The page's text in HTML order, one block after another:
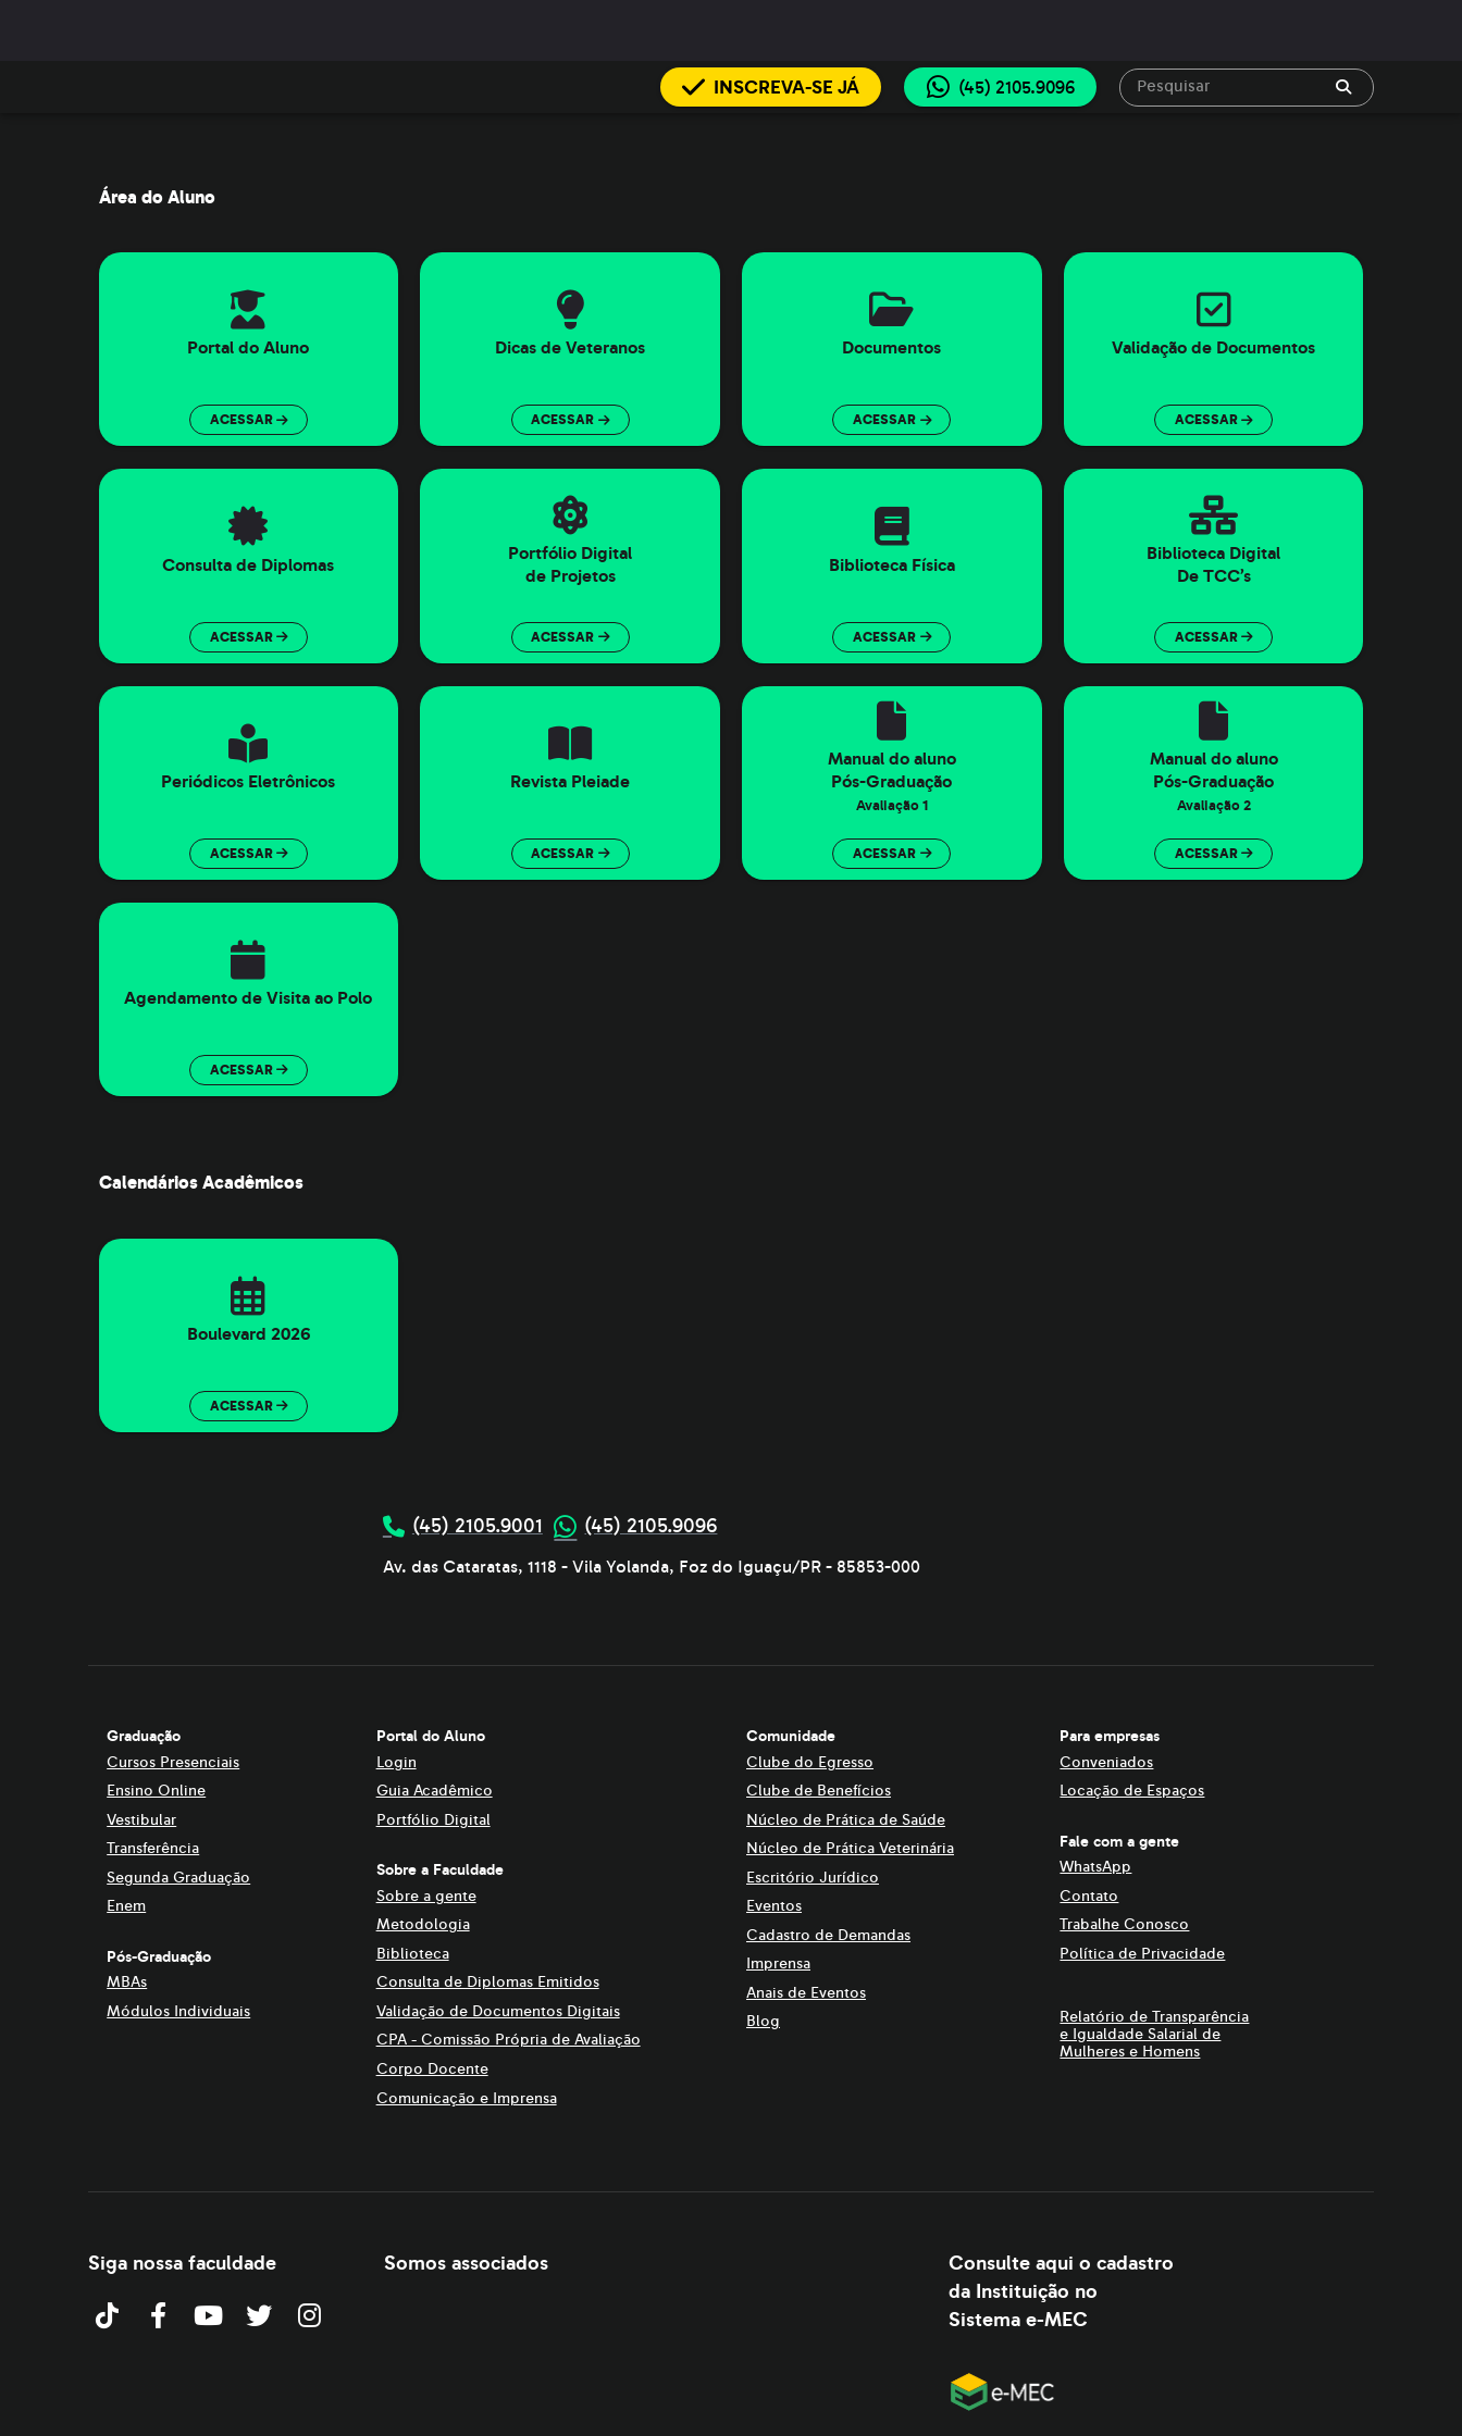
INSCREVA-SE JÁ (45) 2105.9096
Área do Aluno
Portal do Aluno
ACESSAR
Dicas de Veteranos
ACESSAR
Documentos
ACESSAR
Validação de Documentos
ACESSAR
Consulta de Diplomas
ACESSAR
Portfólio Digital
de Projetos
ACESSAR
Biblioteca Física
ACESSAR
Biblioteca Digital
De TCC’s
ACESSAR
Periódicos Eletrônicos
ACESSAR
Revista Pleiade
ACESSAR
Manual do aluno
Pós-Graduação
Avaliação 1
ACESSAR
Manual do aluno
Pós-Graduação
Avaliação 2
ACESSAR
Agendamento de Visita ao Polo
ACESSAR
Calendários Acadêmicos
Boulevard 2026
ACESSAR
(45) 2105.9001 (45) 2105.9096
Av. das Cataratas, 1118 - Vila Yolanda, Foz do Iguaçu/PR - 85853-000
Graduação
Cursos Presenciais
Ensino Online
Vestibular
Transferência
Segunda Graduação
Enem
Pós-Graduação
MBAs
Módulos Individuais
Portal do Aluno
Login
Guia Acadêmico
Portfólio Digital
Sobre a Faculdade
Sobre a gente
Metodologia
Biblioteca
Consulta de Diplomas Emitidos
Validação de Documentos Digitais
CPA - Comissão Própria de Avaliação
Corpo Docente
Comunicação e Imprensa
Comunidade
Clube do Egresso
Clube de Benefícios
Núcleo de Prática de Saúde
Núcleo de Prática Veterinária
Escritório Jurídico
Eventos
Cadastro de Demandas
Imprensa
Anais de Eventos
Blog
Para empresas
Conveniados
Locação de Espaços
Fale com a gente
WhatsApp
Contato
Trabalhe Conosco
Política de Privacidade
Relatório de Transparência
e Igualdade Salarial de
Mulheres e Homens
Siga nossa faculdade Somos associados
Consulte aqui o cadastro
da Instituição no
Sistema e-MEC